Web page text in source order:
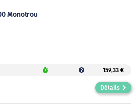
Monotrou
159,33 €
Détails